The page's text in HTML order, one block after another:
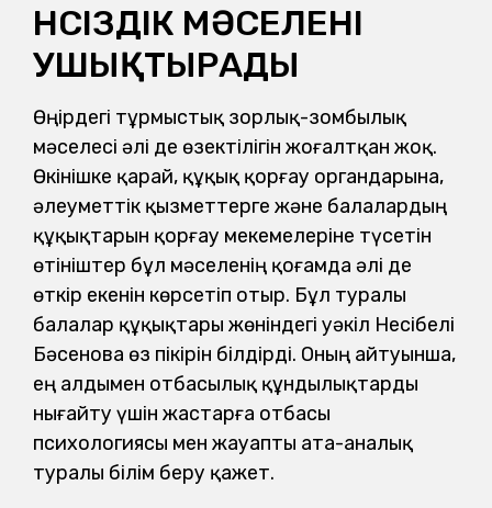
ҮНСІЗДІК МӘСЕЛЕНІ
УШЫҚТЫРАДЫ
Өңірдегі тұрмыстық зорлық-зомбылық
мәселесі әлі де өзектілігін жоғалт­қан жоқ.
Өкінішке қарай, құқық қорғау органдарына,
әлеуметтік қызметтерге және балалардың
құқықтарын қорғау мекемелеріне түсетін
өтініштер бұл мәселенің қоғамда әлі де
өткір екенін көрсетіп отыр. Бұл туралы
балалар құқықтары жөніндегі уәкіл Несібелі
Бәсенова өз пікірін білдірді. Оның айтуынша,
ең алдымен отбасылық құндылықтарды
нығайту үшін жастарға отбасы
психологиясы мен жауапты ата-аналық
туралы білім беру қажет.